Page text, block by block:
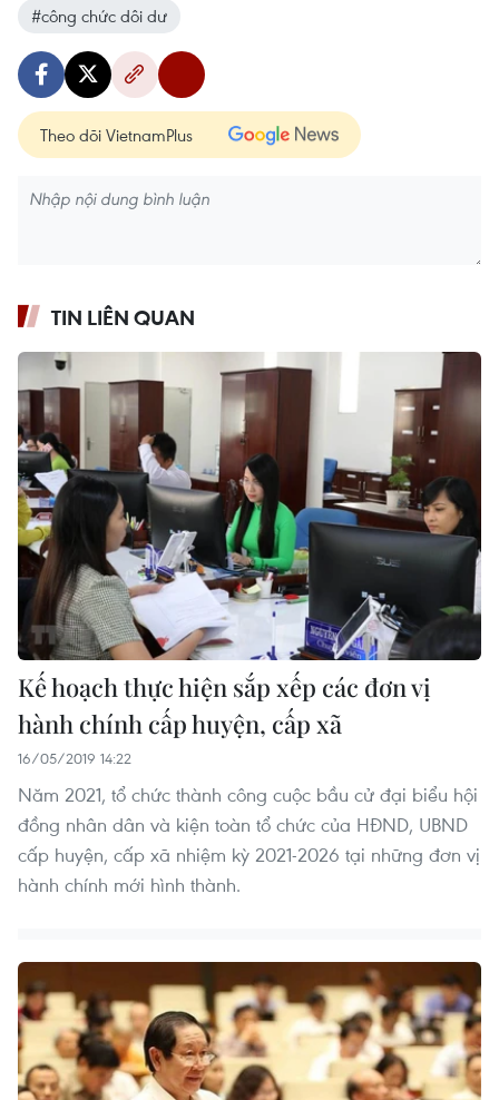
#công chức dôi dư
Theo dõi VietnamPlus
TIN LIÊN QUAN
Kế hoạch thực hiện sắp xếp các đơn vị
hành chính cấp huyện, cấp xã
16/05/2019 14:22
Năm 2021, tổ chức thành công cuộc bầu cử đại biểu hội
đồng nhân dân và kiện toàn tổ chức của HĐND, UBND
cấp huyện, cấp xã nhiệm kỳ 2021-2026 tại những đơn vị
hành chính mới hình thành.